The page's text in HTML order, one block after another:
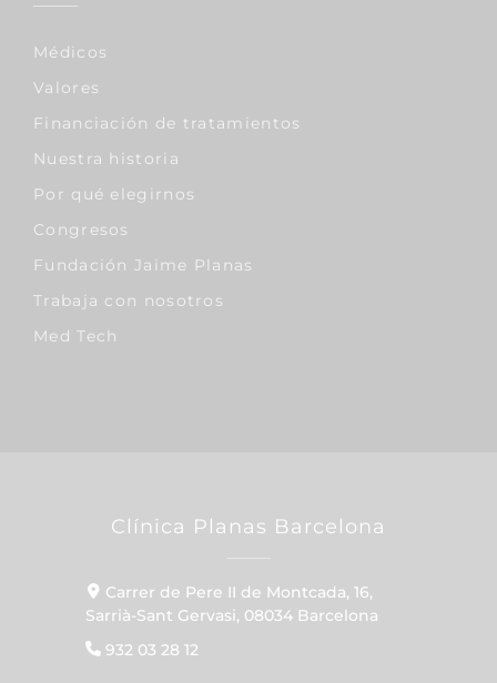
Médicos
Valores
Financiación de tratamientos
Nuestra historia
Por qué elegirnos
Congresos
Fundación Jaime Planas
Trabaja con nosotros
Med Tech
Clínica Planas Barcelona
Carrer de Pere II de Montcada, 16,
Sarrià-Sant Gervasi, 08034 Barcelona
932 03 28 12